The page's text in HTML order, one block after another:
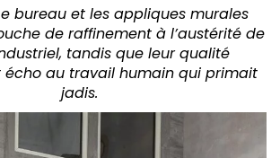
bureau et les appliques murales
de raffinement à l’austérité de
tandis que leur qualité
au travail humain qui primait
jadis.